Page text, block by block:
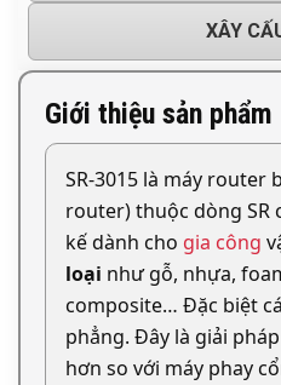
XÂY
Giới thiệu sản phẩm
SR-3015 là máy router
router) thuộc dòng SR
kế dành cho gia công
loại như gỗ, nhựa,
composite… Đặc biệt
phẳng. Đây là giải
hơn so với máy phay